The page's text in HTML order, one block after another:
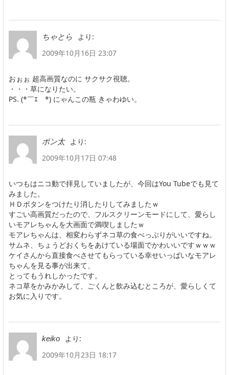
ちゃとら
より:
2009年10月16日 23:07
おぉぉ 超高画質なのに サクサク視聴。
・・・草になりたい。
PS. (*￣ｴ￣*) にゃんこの瓶 きゃわゆい。
ポン太
より:
2009年10月17日 07:48
いつもはニコ動で拝見していましたが、今回はYou Tubeでも見て
みました。
ＨＤボタンをつけたり消したりしてみましたｗ
すごい高画質だったので、フルスクリーンモードにして、愛らし
いモアレちゃんを大画面で満喫しましたｗ
モアレちゃんは、相変わらずネコ草の食べっぷりがいいですね。
サムネ、ちょうどおくちをあけている場面でかわいいですｗｗｗ
ケイさんから直接食べさせてもらっている幸せいっぱいなモアレ
ちゃんを見る事が出来て、
とってもうれしかったです。
ネコ草をかみかみして、ごくんと飲み込むところが、愛らしくて
お気に入りです。
keiko
より:
2009年10月23日 18:17